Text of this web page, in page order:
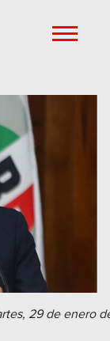
29 de enero